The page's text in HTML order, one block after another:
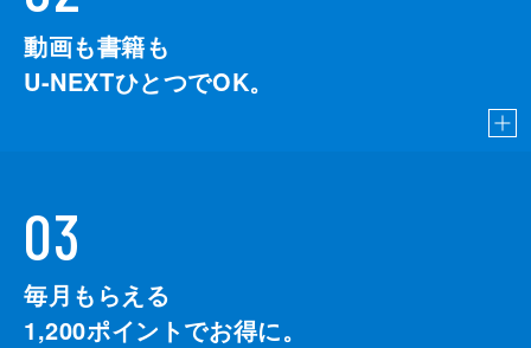
動画も書籍も
U-NEXTひとつでOK。
03
毎月もらえる
1,200ポイントでお得に。